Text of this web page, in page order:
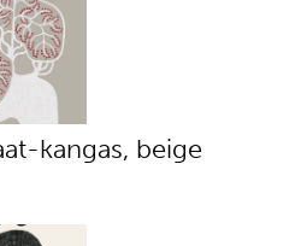
kangas, beige